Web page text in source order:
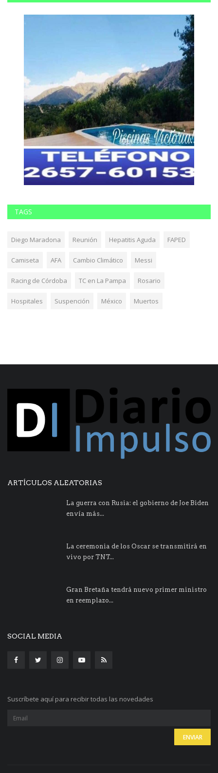
TAGS
Diego Maradona Reunión Hepatitis Aguda FAPED
Camiseta AFA Cambio Climático Messi
Racing de Córdoba TC en La Pampa Rosario
Hospitales Suspención México Muertos
ARTÍCULOS ALEATORIAS
La guerra con Rusia: el gobierno de Joe Biden
envía más...
La ceremonia de los Oscar se transmitirá en
vivo por TNT...
Gran Bretaña tendrá nuevo primer ministro
en reemplazo...
SOCIAL MEDIA
Suscríbete aquí para recibir todas las novedades